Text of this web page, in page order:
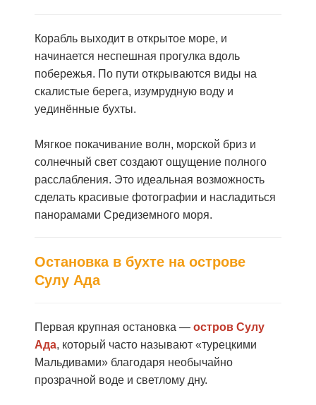
Корабль выходит в открытое море, и
начинается неспешная прогулка вдоль
побережья. По пути открываются виды на
скалистые берега, изумрудную воду и
уединённые бухты.
Мягкое покачивание волн, морской бриз и
солнечный свет создают ощущение полного
расслабления. Это идеальная возможность
сделать красивые фотографии и насладиться
панорамами Средиземного моря.
Остановка в бухте на острове
Сулу Ада
Первая крупная остановка — остров Сулу
Ада, который часто называют «турецкими
Мальдивами» благодаря необычайно
прозрачной воде и светлому дну.